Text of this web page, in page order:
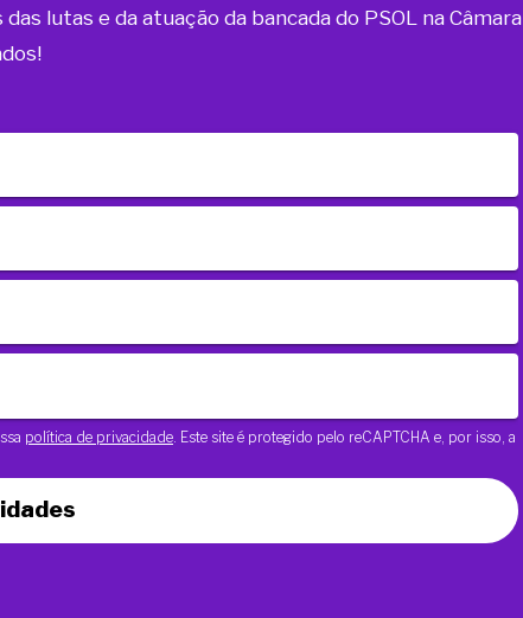
lutas e da atuação da bancada do PSOL na Câmara
política de privacidade . Este site é protegido pelo reCAPTCHA e, por isso, a